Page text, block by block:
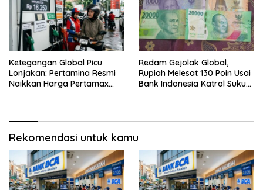
Ketegangan Global Picu
Lonjakan: Pertamina Resmi
Naikkan Harga Pertamax
Redam Gejolak Global,
Rupiah Melesat 130 Poin Usai
Bank Indonesia Katrol Suku
Rekomendasi untuk kamu